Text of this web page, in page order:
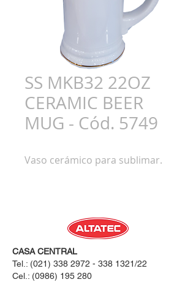
SS MKB32 22OZ
CERAMIC BEER
MUG - Cód. 5749
Vaso cerámico para sublimar.
CASA CENTRAL
Tel.: (021) 338 2972 - 338 1321/22
Cel.: (0986) 195 280